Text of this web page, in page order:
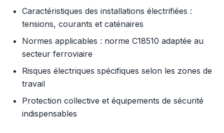
Caractéristiques des installations électrifiées :
tensions, courants et caténaires
Normes applicables : norme C18510 adaptée au
secteur ferroviaire
Risques électriques spécifiques selon les zones de
travail
Protection collective et équipements de sécurité
indispensables